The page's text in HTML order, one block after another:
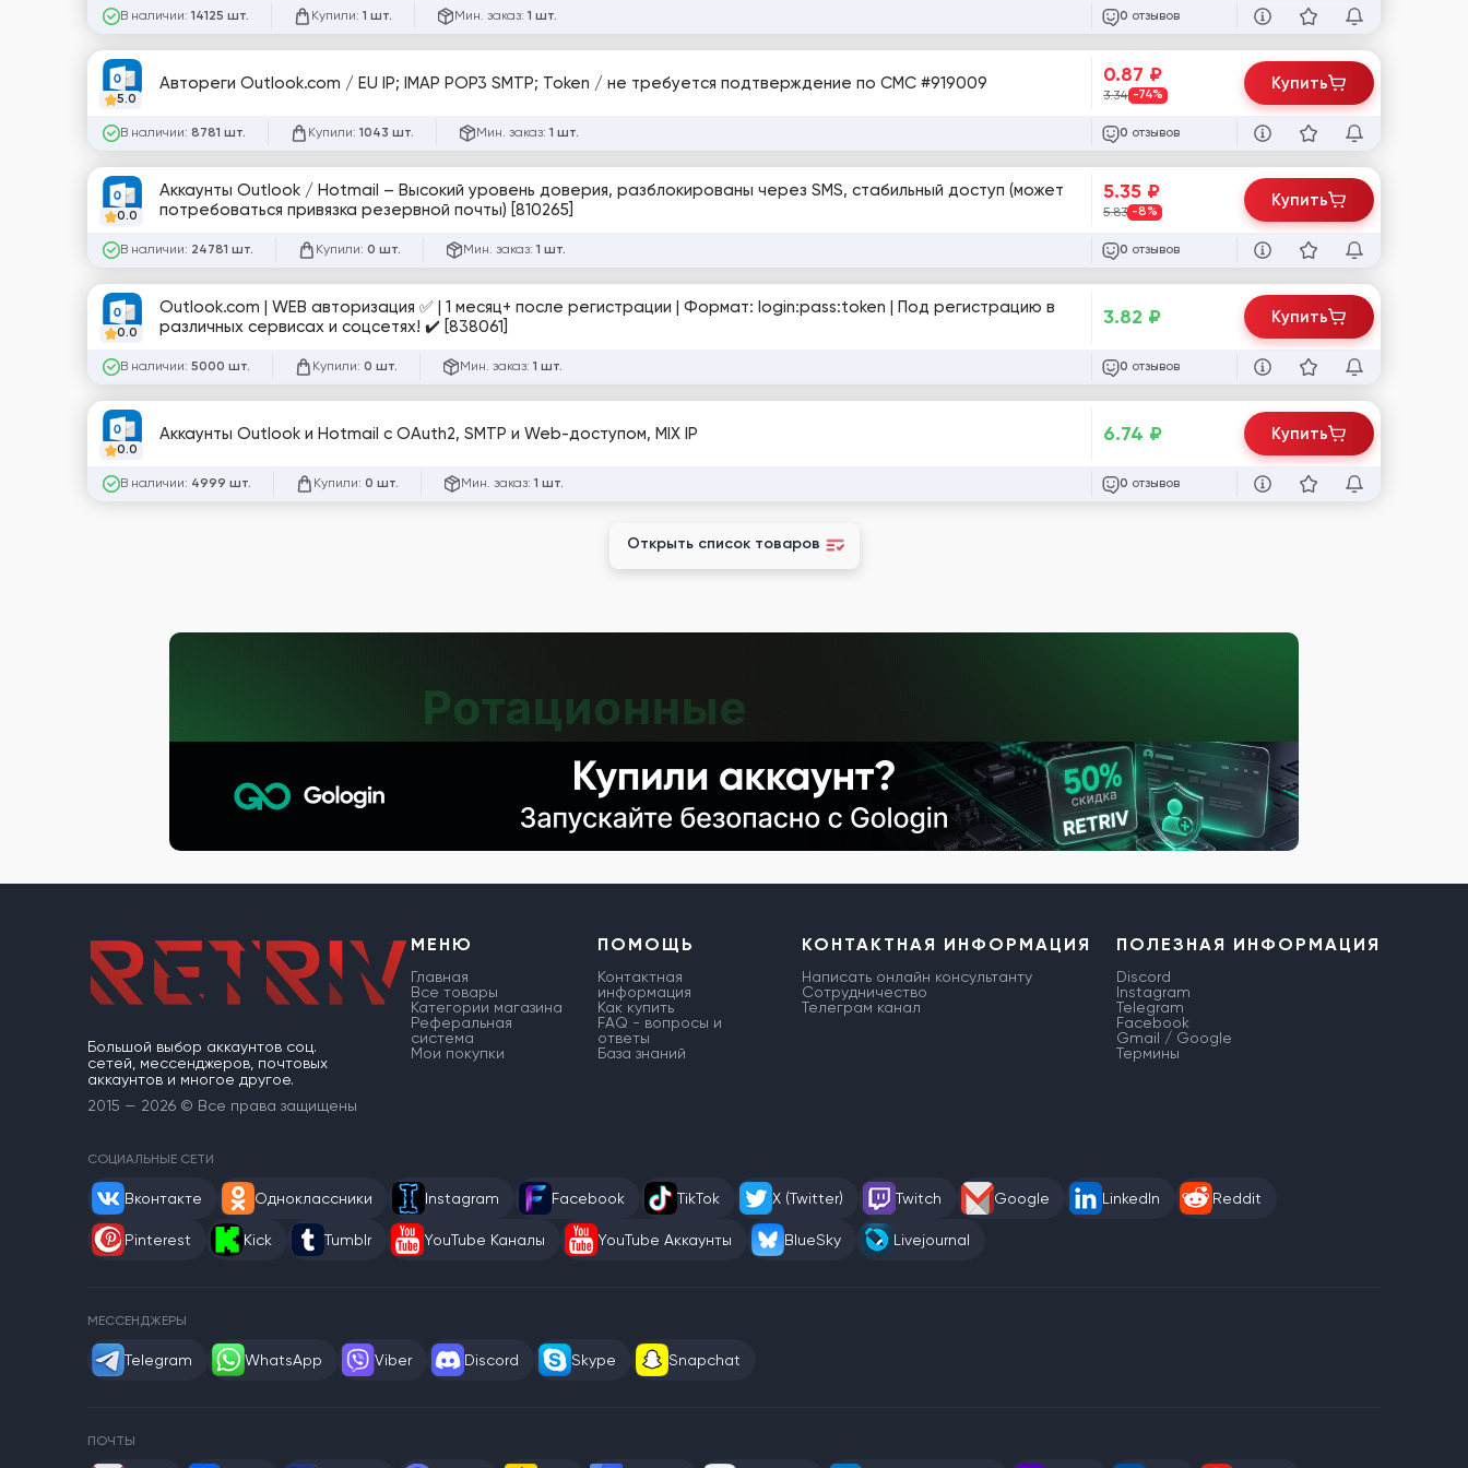
В наличии: 14125 шт. Купили: 1 шт. Мин. заказ: 1 шт. 0 отзывов
5.0
Автореги Outlook.com / EU IP; IMAP POP3 SMTP; Token / не требуется подтверждение по СМС #919009
В наличии: 8781 шт. Купили: 1043 шт. Мин. заказ: 1 шт.
0.87 ₽
3.34 -74%
0 отзывов
Купить
0.0
Аккаунты Outlook / Hotmail – Высокий уровень доверия, разблокированы через SMS, стабильный доступ (может
потребоваться привязка резервной почты) [810265]
В наличии: 24781 шт. Купили: 0 шт. Мин. заказ: 1 шт.
5.35 ₽
5.83 -8%
0 отзывов
Купить
0.0
Outlook.com | WEB авторизация ✅ | 1 месяц+ после регистрации | Формат: login:pass:token | Под регистрацию в
различных сервисах и соцсетях! ✔️ [838061]
В наличии: 5000 шт. Купили: 0 шт. Мин. заказ: 1 шт.
3.82 ₽
0 отзывов
Купить
0.0
Аккаунты Outlook и Hotmail с OAuth2, SMTP и Web-доступом, MIX IP
В наличии: 4999 шт. Купили: 0 шт. Мин. заказ: 1 шт.
6.74 ₽
0 отзывов
Купить
Открыть список товаров
Большой выбор аккаунтов соц.
сетей, мессенджеров, почтовых
аккаунтов и многое другое.
2015 — 2026 © Все права защищены
МЕНЮ
Главная
Все товары
Категории магазина
Реферальная
система
Мои покупки
ПОМОЩЬ
Контактная
информация
Как купить
FAQ - вопросы и
ответы
База знаний
КОНТАКТНАЯ ИНФОРМАЦИЯ
Написать онлайн консультанту
Сотрудничество
Телеграм канал
ПОЛЕЗНАЯ ИНФОРМАЦИЯ
Discord
Instagram
Telegram
Facebook
Gmail / Google
Термины
СОЦИАЛЬНЫЕ СЕТИ
Вконтакте Одноклассники Instagram Facebook TikTok X (Twitter) Twitch Google LinkedIn Reddit
Pinterest Kick Tumblr YouTube Каналы YouTube Аккаунты BlueSky Livejournal
МЕССЕНДЖЕРЫ
Telegram WhatsApp Viber Discord Skype Snapchat
ПОЧТЫ